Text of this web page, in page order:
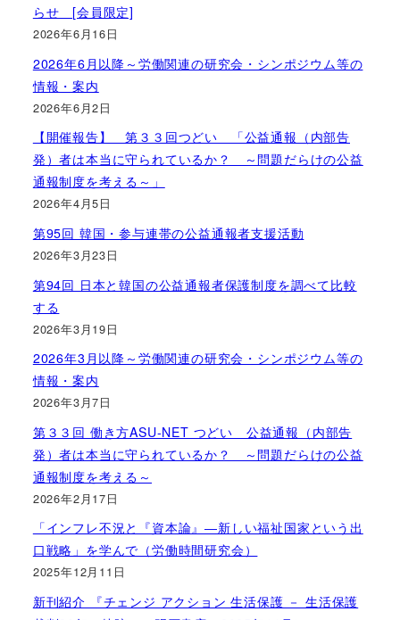
らせ [会員限定]
2026年6月16日
2026年6月以降～労働関連の研究会・シンポジウム等の
情報・案内
2026年6月2日
【開催報告】 第３３回つどい 「公益通報（内部告
発）者は本当に守られているか？ ～問題だらけの公益
通報制度を考える～」
2026年4月5日
第95回 韓国・参与連帯の公益通報者支援活動
2026年3月23日
第94回 日本と韓国の公益通報者保護制度を調べて比較
する
2026年3月19日
2026年3月以降～労働関連の研究会・シンポジウム等の
情報・案内
2026年3月7日
第３３回 働き方ASU-NET つどい 公益通報（内部告
発）者は本当に守られているか？ ～問題だらけの公益
通報制度を考える～
2026年2月17日
「インフレ不況と『資本論』―新しい福祉国家という出
口戦略」を学んで（労働時間研究会）
2025年12月11日
新刊紹介 『チェンジ アクション 生活保護 － 生活保護